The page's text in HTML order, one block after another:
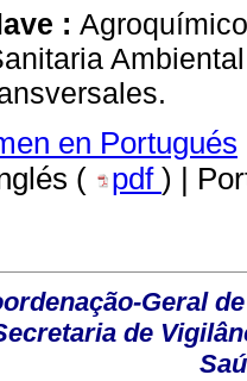
:
en Portugués
( pdf ) |
Geral
de